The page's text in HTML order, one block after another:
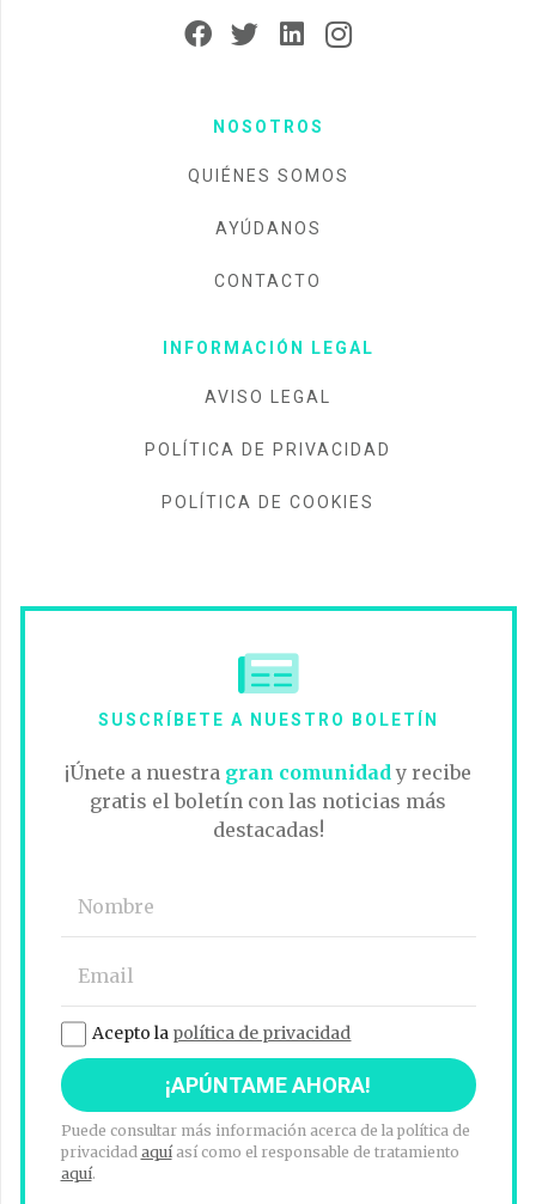
NOSOTROS
QUIÉNES SOMOS
AYÚDANOS
CONTACTO
INFORMACIÓN LEGAL
AVISO LEGAL
POLÍTICA DE PRIVACIDAD
POLÍTICA DE COOKIES
SUSCRÍBETE A NUESTRO BOLETÍN
¡Únete a nuestra gran comunidady recibe
gratis el boletín con las noticias más
destacadas!
Acepto la política de privacidad
Puede consultar más información acerca de la política de
privacidad aquíasí como el responsable de tratamiento
aquí.